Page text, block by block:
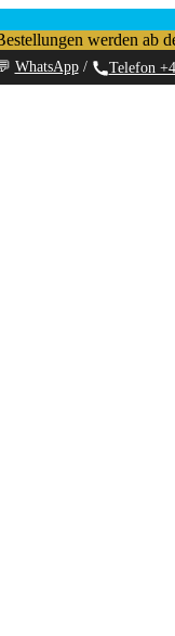
werden ab
WhatsApp/ Telefon